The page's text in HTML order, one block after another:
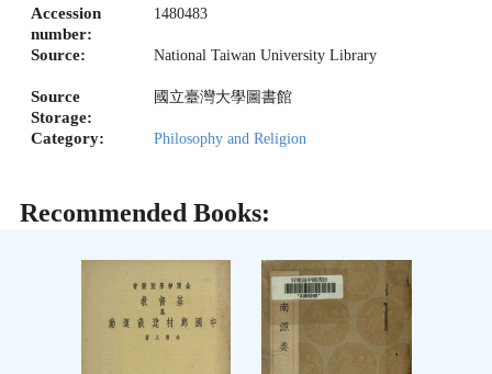
Accession
number:
1480483
Source: National Taiwan University Library
Source
Storage:
國立臺灣大學圖書館
Category: Philosophy and Religion
Recommended Books: